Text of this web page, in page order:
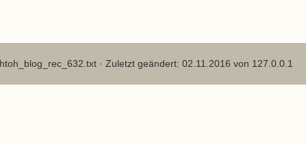
· Zuletzt geändert: 02.11.2016 von 127.0.0.1